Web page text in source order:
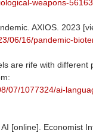
weapons-
AXIOS. 2023
06/16/pandemic-
are rife with
07/1077324/ai-
[online]. Economist